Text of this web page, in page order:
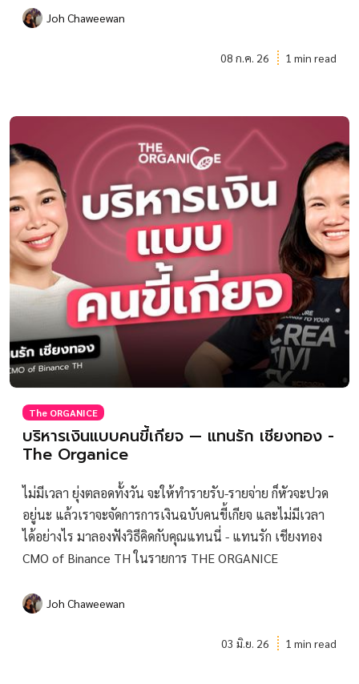
Joh Chaweewan
08 ก.ค. 26 1 min read
The ORGANICE
บริหารเงินแบบคนขี้เกียจ — แทนรัก เชียงทอง -
The Organice
ไม่มีเวลา ยุ่งตลอดทั้งวัน จะให้ทำรายรับ-รายจ่าย ก็หัวจะปวด
อยู่นะ แล้วเราจะจัดการการเงินฉบับคนขี้เกียจ และไม่มีเวลา
ได้อย่างไร มาลองฟังวิธีคิดกับคุณแทนนี่ - แทนรัก เชียงทอง
CMO of Binance TH ในรายการ THE ORGANICE
Joh Chaweewan
03 มิ.ย. 26 1 min read